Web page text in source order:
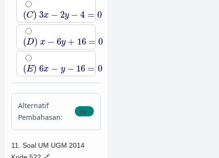
(C) 3x − 2y − 4 = 0
(C) 3x− y−4 0
(D) x − 6y + 16 = 0
(D) x− y+16 =0
(E) 6x − y − 16 = 0
(E) 6x− −16 =0
Alternatif
Pembahasan:
11. Soal UM UGM 2014